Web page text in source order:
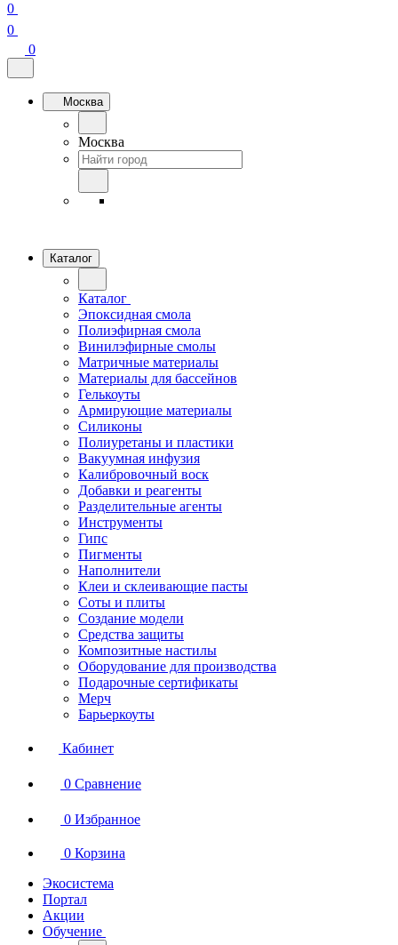
0
0
0
Москва
Москва
Каталог
Каталог
Эпоксидная смола
Полиэфирная смола
Винилэфирные смолы
Матричные материалы
Материалы для бассейнов
Гелькоуты
Армирующие материалы
Силиконы
Полиуретаны и пластики
Вакуумная инфузия
Калибровочный воск
Добавки и реагенты
Разделительные агенты
Инструменты
Гипс
Пигменты
Наполнители
Клеи и склеивающие пасты
Соты и плиты
Создание модели
Средства защиты
Композитные настилы
Оборудование для производства
Подарочные сертификаты
Мерч
Барьеркоуты
Кабинет
0 Сравнение
0 Избранное
0 Корзина
Экосистема
Портал
Акции
Обучение